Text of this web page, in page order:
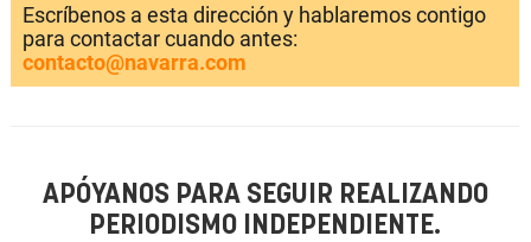
Escríbenos a esta dirección y hablaremos contigo
para contactar cuando antes:
contacto@navarra.com
APÓYANOS PARA SEGUIR REALIZANDO
PERIODISMO INDEPENDIENTE.